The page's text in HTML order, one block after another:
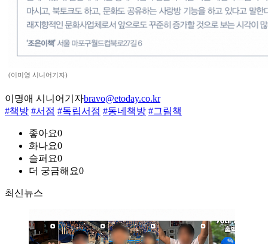
(이미영 시니어기자)
이명애 시니어기자bravo@etoday.co.kr
#책방 #서점 #독립서점 #동네책방 #그림책
좋아요0
화나요0
슬퍼요0
더 궁금해요0
최신뉴스